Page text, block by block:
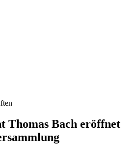
Thomas Bach eröffnet